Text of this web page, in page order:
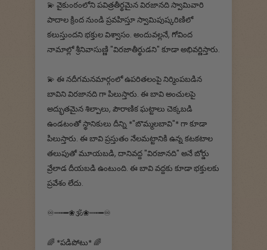
💫 వైకుంఠంలోని పవిత్రతీర్థమైన విరజానది స్వామివారి
పాదాల క్రింద నుండి ప్రవహిస్తూ స్వామిపుష్కరిణిలో
కలుస్తుందని భక్తుల విశ్వాసం. అందువల్లనే, గోవింద
నామాల్లో శ్రీనివాసుణ్ణి "విరజాతీర్థుడని" కూడా అభివర్ణిస్తారు.
💫 ఈ నదీగమనమార్గంలో ఉపరితలంపై నిర్మింపబడిన
బావిని విరజానది గా పిలుస్తారు. ఈ బావి అంచులపై
అద్భుతమైన శిల్పాలు, పౌరాణిక ఘట్టాలు చెక్కబడి
ఉండటంతో స్థానికులు దీన్ని *"బొమ్మలబావి"* గా కూడా
పిలుస్తారు. ఈ బావి ప్రస్తుతం నేలమట్టానికి ఉన్న కటకటాల
తలుపుతో మూయబడి, దానివద్ద "విరజానది" అనే బోర్డు
వ్రేలాడ దీయబడి ఉంటుంది. ఈ బావి వద్దకు కూడా భక్తులకు
ప్రవేశం లేదు.
♾┉┅━❀🕉️❀┉┅━♾
🌈 *పడిపోటు* 🌈